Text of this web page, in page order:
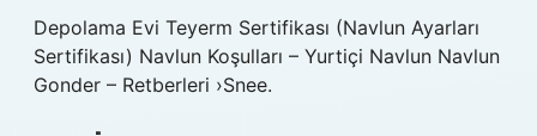
Depolama Evi Teyerm Sertifikası (Navlun Ayarları
Sertifikası) Navlun Koşulları – Yurtiçi Navlun Navlun
Gonder – Retberleri ›Snee.